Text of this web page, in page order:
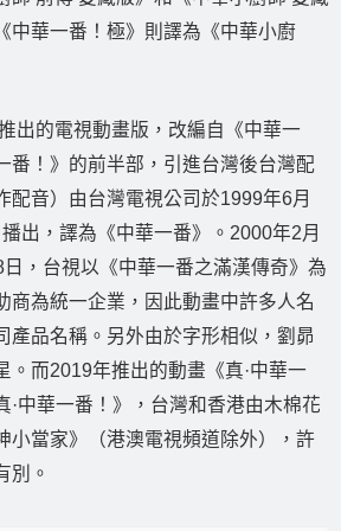
中華一番！極》則譯為《中華小廚
出的電視動畫版，改編自《中華一
番！》的前半部，引進台灣後台灣配
配音）由台灣電視公司於1999年6月
出，譯為《中華一番》。2000年2月
，台視以《中華一番之滿漢傳奇》為
商為統一企業，因此動畫中許多人名
產品名稱。另外由於字形相似，劉昴
。而2019年推出的動畫《真·中華一
·中華一番！》，台灣和香港由木棉花
小當家》（港澳電視頻道除外），許
別。